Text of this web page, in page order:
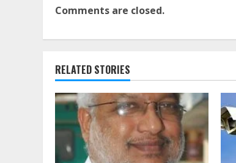
Comments are closed.
RELATED STORIES